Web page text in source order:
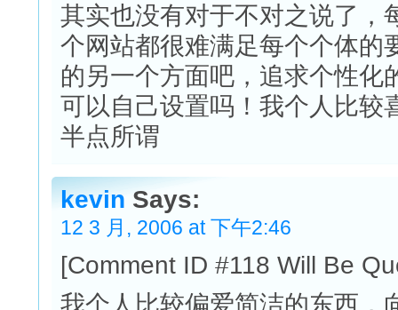
其实也没有对于不对之说了，
个网站都很难满足每个个体的
的另一个方面吧，追求个性
可以自己设置吗！我个人比较
半点所谓
kevin Says:
12 3 月, 2006 at 下午2:46
[Comment ID #118 Will Be
我个人比较偏爱简洁的东西，